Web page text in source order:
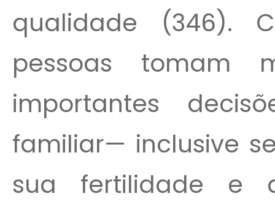
qualidade (346).
pessoas tomam
importantes
familiar— inclusive
sua fertilidade e